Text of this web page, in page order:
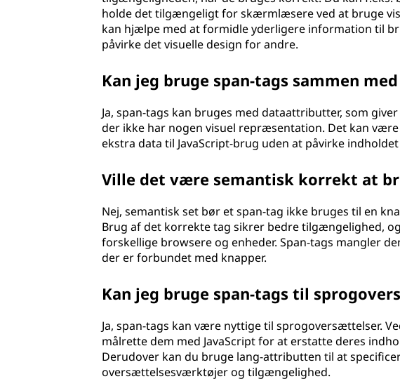
holde det tilgængeligt for skærmlæsere ved at bruge
kan hjælpe med at formidle yderligere information til
påvirke det visuelle design for andre.
Kan jeg bruge span-tags sammen
Ja, span-tags kan bruges med dataattributter, som
der ikke har nogen visuel repræsentation. Det kan
ekstra data til JavaScript-brug uden at påvirke
Ville det være semantisk korrekt at
Nej, semantisk set bør et span-tag ikke bruges til en
Brug af det korrekte tag sikrer bedre tilgængelighed,
forskellige browsere og enheder. Span-tags mangler
der er forbundet med knapper.
Kan jeg bruge span-tags til
Ja, span-tags kan være nyttige til sprogoversættelser.
målrette dem med JavaScript for at erstatte deres
Derudover kan du bruge lang-attributten til at
oversættelsesværktøjer og tilgængelighed.